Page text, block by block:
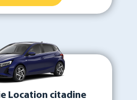
Location citadine